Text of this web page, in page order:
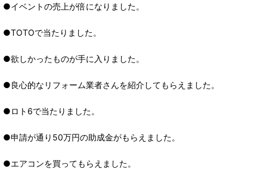
●イベントの売上が倍になりました。
●TOTOで当たりました。
●欲しかったものが手に入りました。
●良心的なリフォーム業者さんを紹介してもらえました。
●ロト6で当たりました。
●申請が通り50万円の助成金がもらえました。
●エアコンを買ってもらえました。